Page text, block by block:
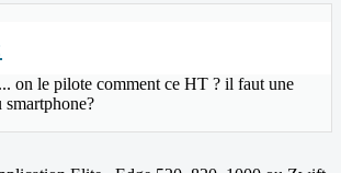
on le pilote comment ce HT ? il faut une